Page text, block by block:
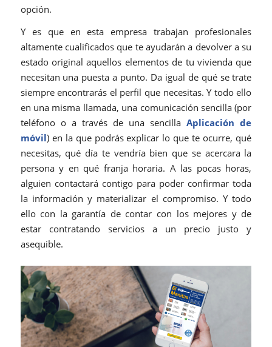
opción.
Y es que en esta empresa trabajan profesionales
altamente cualificados que te ayudarán a devolver a su
estado original aquellos elementos de tu vivienda que
necesitan una puesta a punto. Da igual de qué se trate
siempre encontrarás el perfil que necesitas. Y todo ello
en una misma llamada, una comunicación sencilla (por
teléfono o a través de una sencillaAplicación de
móvil) en la que podrás explicar lo que te ocurre, qué
necesitas, qué día te vendría bien que se acercara la
persona y en qué franja horaria. A las pocas horas,
alguien contactará contigo para poder confirmar toda
la información y materializar el compromiso. Y todo
ello con la garantía de contar con los mejores y de
estar contratando servicios a un precio justo y
asequible.